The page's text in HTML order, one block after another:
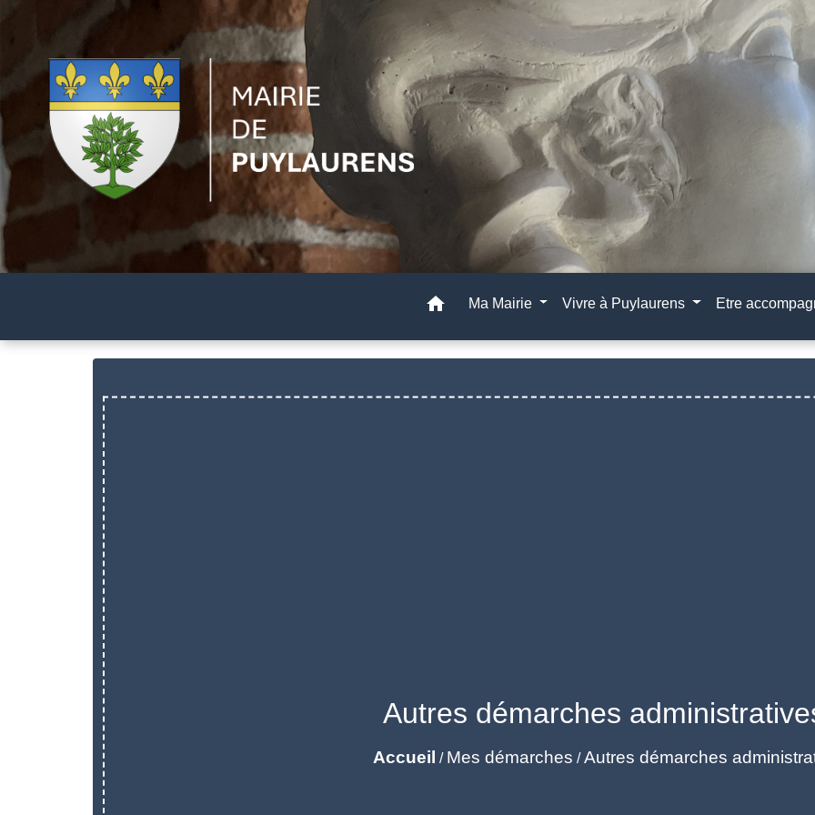
home Ma Mairie Vivre à Puylaurens Etre
Autres démarches
Accueil / Mes démarches /Autres démarches